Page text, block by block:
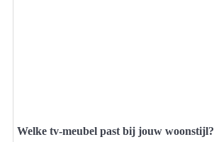
Welke tv-meubel past bij jouw woonstijl?